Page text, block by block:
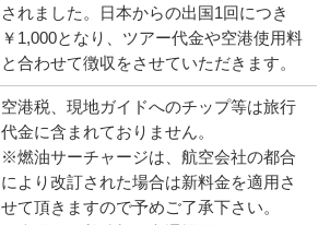
されました。日本からの出国1回につき
￥1,000となり、ツアー代金や空港使用料
と合わせて徴収をさせていただきます。
空港税、現地ガイドへのチップ等は旅行
代金に含まれておりません。
※燃油サーチャージは、航空会社の都合
により改訂された場合は新料金を適用さ
せて頂きますので予めご了承下さい。